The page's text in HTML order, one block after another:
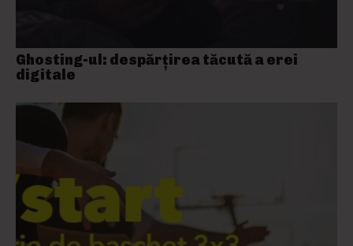
Ghosting-ul: despărțirea tăcută a erei
digitale